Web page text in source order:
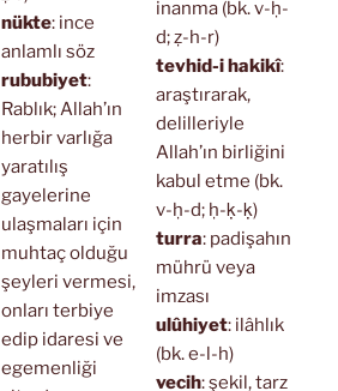
nükte: ince
anlamlı söz
rububiyet:
Rablık; Allah’ın
herbir varlığa
yaratılış
gayelerine
ulaşmaları için
muhtaç olduğu
şeyleri vermesi,
onları terbiye
edip idaresi ve
egemenliği
inanma (bk. v-ḥ-
d; ẓ-h-r)
tevhid-i hakikî:
araştırarak,
delilleriyle
Allah’ın birliğini
kabul etme (bk.
v-ḥ-d; ḥ-ḳ-ḳ)
turra: padişahın
mührü veya
imzası
ulûhiyet: ilâhlık
(bk. e-l-h)
vecih: şekil, tarz